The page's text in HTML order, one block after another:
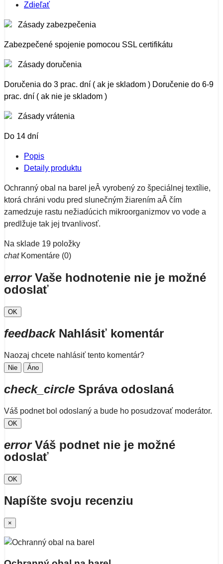
Zdieľať
Zásady zabezpečenia
Zabezpečené spojenie pomocou SSL certifikátu
Zásady doručenia
Doručenia do 3 prac. dní ( ak je skladom ) Doručenie do 6-9
prac. dní ( ak nie je skladom )
Zásady vrátenia
Do 14 dní
Popis
Detaily produktu
Ochranný obal na barel jeÂ vyrobený zo špeciálnej textílie,
ktorá chráni vodu pred slunečným žiarením aÂ čím
zamedzuje rastu nežiadúcich mikroorganizmov vo vode a
predlžuje tak jej trvanlivosť.
Na sklade 19 položky
chatKomentáre (0)
errorVaše hodnotenie nie je možné
odoslať
OK
feedbackNahlásiť komentár
Naozaj chcete nahlásiť tento komentár?
Nie Áno
check_circle Správa odoslaná
Váš podnet bol odoslaný a bude ho posudzovať moderátor.
OK
errorVáš podnet nie je možné
odoslať
OK
Napíšte svoju recenziu
×